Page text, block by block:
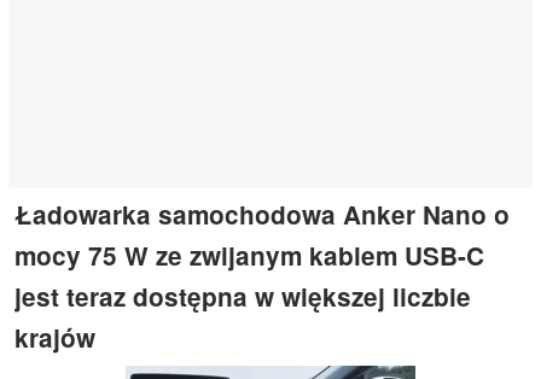
Ładowarka samochodowa Anker Nano o
mocy 75 W ze zwijanym kablem USB-C
jest teraz dostępna w większej liczbie
krajów